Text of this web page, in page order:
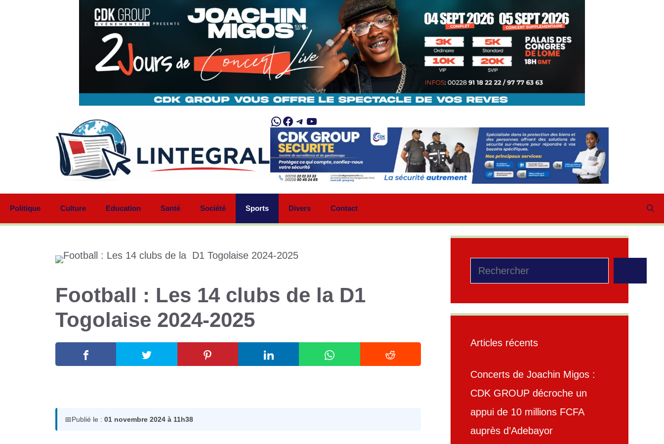
WhatsApp
Facebook
Telegram
YouTube
Politique Culture Education Santé Société Sports Divers Contact
Football : Les 14 clubs de la D1
Togolaise 2024-2025
📅Publié le : 01 novembre 2024 à 11h38
Rechercher
Articles récents
Concerts de Joachin Migos :
CDK GROUP décroche un
appui de 10 millions FCFA
auprès d’Adebayor